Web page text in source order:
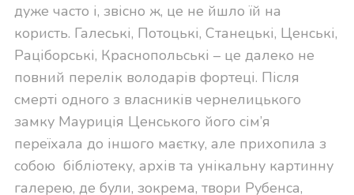
дуже часто і, звісно ж, це не йшло їй на
користь. Галеські, Потоцькі, Станецькі, Ценські,
Раціборські, Краснопольські – це далеко не
повний перелік володарів фортеці. Після
смерті одного з власників чернелицького
замку Мауриція Ценського його сім’я
переїхала до іншого маєтку, але прихопила з
собою бібліотеку, архів та унікальну картинну
галерею, де були, зокрема, твори Рубенса,